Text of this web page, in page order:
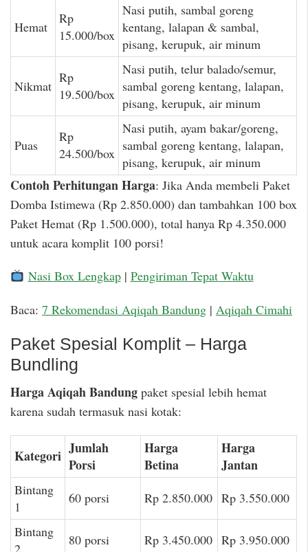
Hemat
Rp
15.000/box
Nasi putih, sambal goreng
kentang, lalapan & sambal,
pisang, kerupuk, air minum
Nikmat
Rp
19.500/box
Nasi putih, telur balado/semur,
sambal goreng kentang, lalapan,
pisang, kerupuk, air minum
Puas
Rp
24.500/box
Nasi putih, ayam bakar/goreng,
sambal goreng kentang, lalapan,
pisang, kerupuk, air minum
Contoh Perhitungan Harga: Jika Anda membeli Paket
Domba Istimewa (Rp 2.850.000) dan tambahkan 100 box
Paket Hemat (Rp 1.500.000), total hanya Rp 4.350.000
untuk acara komplit 100 porsi!
Nasi Box Lengkap| Pengiriman Tepat Waktu
Baca: 7 Rekomendasi Aqiqah Bandung | Aqiqah Cimahi
Paket Spesial Komplit – Harga
Bundling
Harga Aqiqah Bandung paket spesial lebih hemat
karena sudah termasuk nasi kotak:
Kategori Jumlah
Porsi
Harga
Betina
Harga
Jantan
Bintang
1
60 porsi Rp 2.850.000 Rp 3.550.000
Bintang
2
80 porsi Rp 3.450.000 Rp 3.950.000